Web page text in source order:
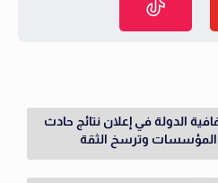
الدولة في إعلان نتائج حادث
المؤسسات وترسخ الثقة